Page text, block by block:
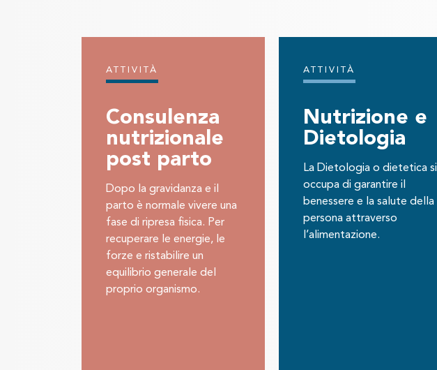
ATTIVITÀ
Consulenza
nutrizionale
post parto
Dopo la gravidanza e il
parto è normale vivere una
fase di ripresa fisica. Per
recuperare le energie, le
forze e ristabilire un
equilibrio generale del
proprio organismo.
ATTIVITÀ
Nutrizione e
Dietologia
La Dietologia o dietetica si
occupa di garantire il
benessere e la salute della
persona attraverso
l’alimentazione.